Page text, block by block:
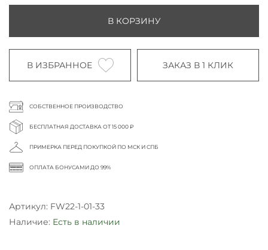
В КОРЗИНУ
В ИЗБРАННОЕ ЗАКАЗ В 1 КЛИК
СОБСТВЕННОЕ ПРОИЗВОДСТВО
БЕСПЛАТНАЯ ДОСТАВКА ОТ 15 000 ₽
ПРИМЕРКА ПЕРЕД ПОКУПКОЙ ПО МСК И СПБ
ОПЛАТА БОНУСАМИ ДО 99%
Артикул: FW22-1-01-33
Наличие: Есть в наличии